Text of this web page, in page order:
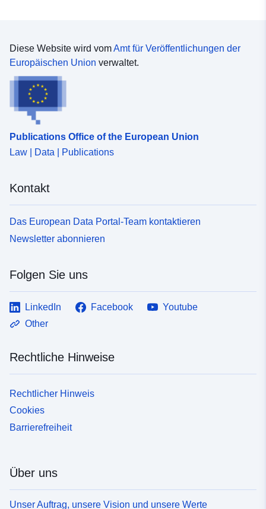
Diese Website wird vomAmt für Veröffentlichungen der
Europäischen Union verwaltet.
Publications Office of the European Union
Law | Data | Publications
Kontakt
Das European Data Portal-Team kontaktieren
Newsletter abonnieren
Folgen Sie uns
LinkedIn Facebook
Youtube
Other
Rechtliche Hinweise
Rechtlicher Hinweis
Cookies
Barrierefreiheit
Über uns
Unser Auftrag, unsere Vision und unsere Werte